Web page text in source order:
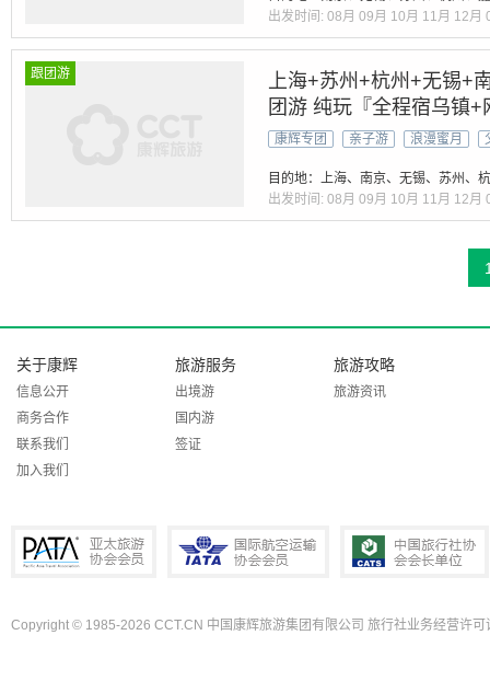
出发时间: 08月 09月 10月 11月 12月
跟团游
上海+苏州+杭州+无锡+
团游 纯玩『全程宿乌镇
5A3水乡 乌镇+南浔+西
康辉专团 亲子游 浪漫蜜月
目的地：上海、南京、无锡、苏州、
出发时间: 08月 09月 10月 11月 12月
关于康辉
信息公开
商务合作
联系我们
加入我们
旅游服务
出境游
国内游
签证
旅游攻略
旅游资讯
Copyright © 1985-2026 CCT.CN 中国康辉旅游集团有限公司 旅行社业务经营许